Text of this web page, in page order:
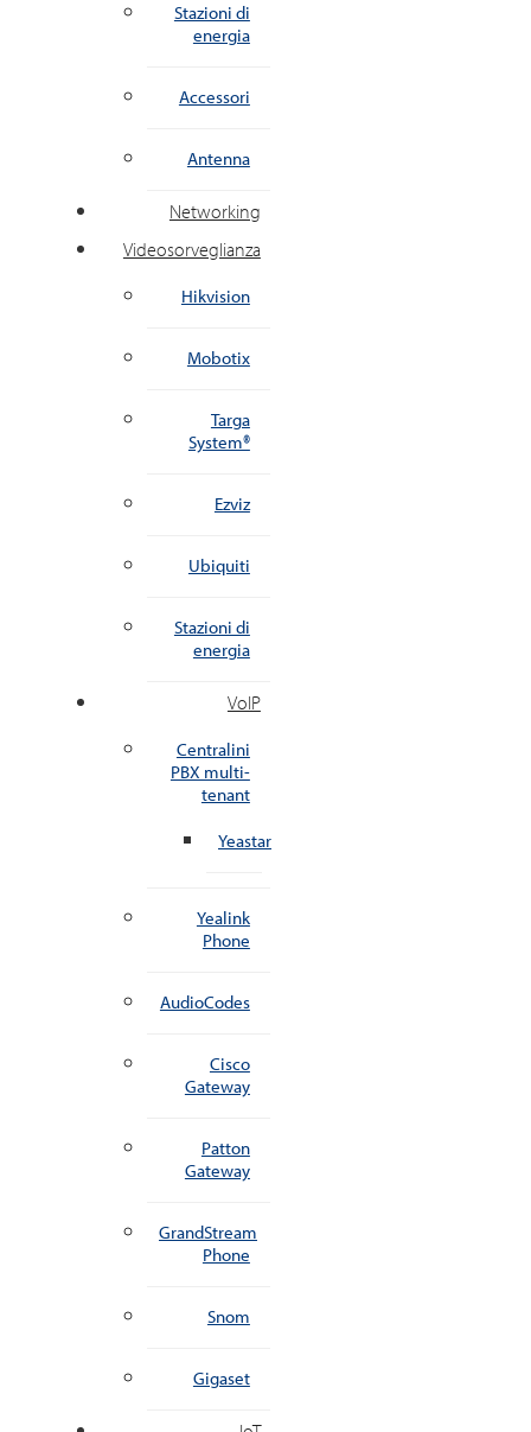
Stazioni di
energia
Accessori
Antenna
Networking
Videosorveglianza
Hikvision
Mobotix
Targa
System®
Ezviz
Ubiquiti
Stazioni di
energia
VoIP
Centralini
PBX multi-
tenant
Yeastar
Yealink
Phone
AudioCodes
Cisco
Gateway
Patton
Gateway
GrandStream
Phone
Snom
Gigaset